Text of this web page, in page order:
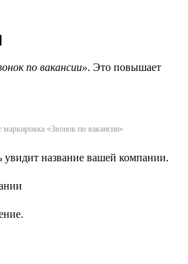
по вакансии». Это повышает
«Звонок по вакансии»
название вашей компании.